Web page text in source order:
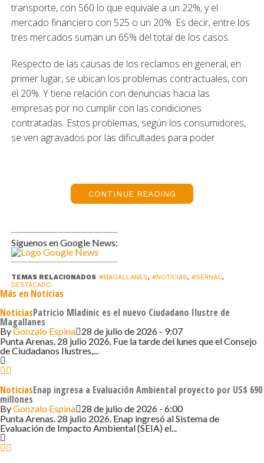
transporte, con 560 lo que equivale a un 22%; y el
mercado financiero con 525 o un 20%. Es decir, entre los
tres mercados suman un 65% del total de los casos.
Respecto de las causas de los reclamos en general, en
primer lugar, se ubican los problemas contractuales, con
el 20%. Y tiene relación con denuncias hacia las
empresas por no cumplir con las condiciones
contratadas. Estos problemas, según los consumidores,
se ven agravados por las dificultades para poder
refiere a dificultades para terminar los contratos con 7%.
El último balance entregado por el Servicio da cuenta de
más de mil novecientas fiscalizaciones en distintos
mercados. Muchas de ellas derivaron en ajustes de
prácticas y otras en acciones de protección como
denuncias, demandas o procedimientos colectivos,
obteniendo compensaciones para los consumidores.
Además, el Servicio ha realizado estudios que apuntan a
precios de canasta de alimentos y abarrotes, Dark
Patterns en comercio electrónico, calidad en alimentos
para mascotas, así como otros con enfoque de género,
como el estudio de “impuesto rosa” o el estudio sobre
CONTINUE READING
Síguenos en Google News:
TEMAS RELACIONADOS #MAGALLANES, #NOTICIAS, #SERNAC,
DESTACADO
Más en Noticias
NoticiasPatricio Mladinic es el nuevo Ciudadano Ilustre de
Magallanes
ByGonzalo Espina 28 de julio de 2026 - 9:07
Punta Arenas. 28 julio 2026. Fue la tarde del lunes que el Consejo
de Ciudadanos Ilustres,...
NoticiasEnap ingresa a Evaluación Ambiental proyecto por US$ 690
millones
ByGonzalo Espina 28 de julio de 2026 - 6:00
Punta Arenas. 28 julio 2026. Enap ingresó al Sistema de
Evaluación de Impacto Ambiental (SEIA) el...